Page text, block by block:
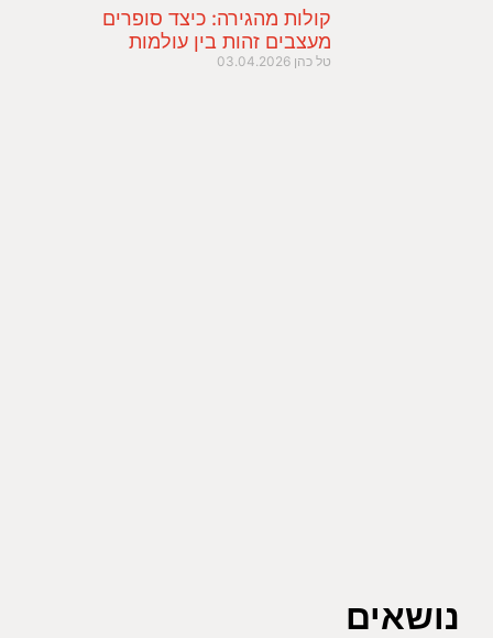
קולות מהגירה: כיצד סופרים
מעצבים זהות בין עולמות
טל כהן 03.04.2026
נושאים